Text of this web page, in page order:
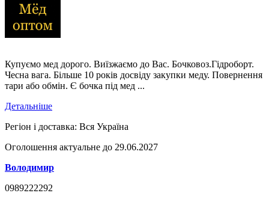
Купуємо мед дорого. Виїзжаємо до Вас. Бочковоз.Гідроборт.
Чесна вага. Більше 10 років досвіду закупки меду. Повернення
тари або обмін. Є бочка під мед ...
Детальніше
Регіон і доставка: Вся Україна
Оголошення актуальне до 29.06.2027
Володимир
0989222292